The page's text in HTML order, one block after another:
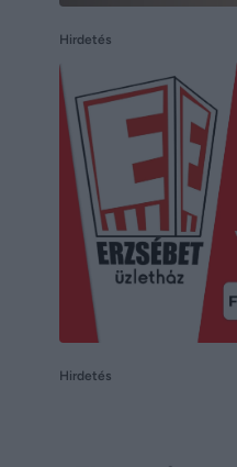
Hirdetés
Hirdetés